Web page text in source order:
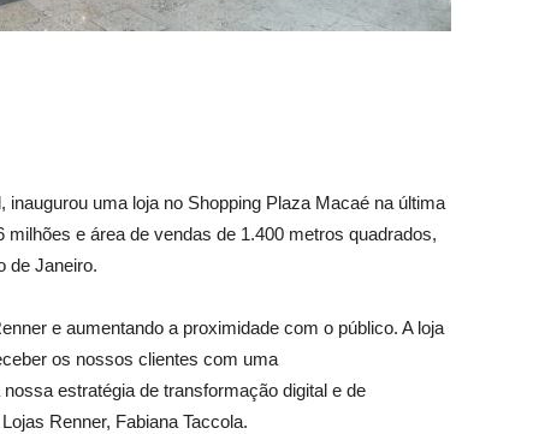
inaugurou uma loja no Shopping Plaza Macaé na última
e área de vendas de 1.400 metros quadrados,
de Janeiro.
e aumentando a proximidade com o público. A loja
os nossos clientes com uma
estratégia de transformação digital e de
Renner, Fabiana Taccola.